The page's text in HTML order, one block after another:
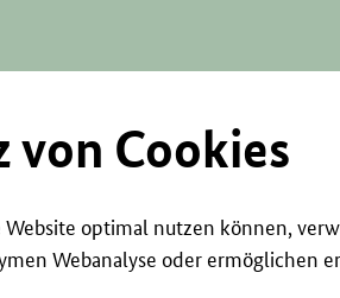
von Cookies
Website optimal nutzen können,
Webanalyse oder ermöglichen